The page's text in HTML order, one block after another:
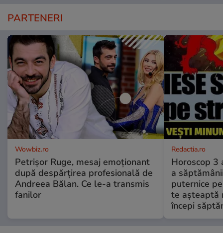
PARTENERI
Wowbiz.ro
Petrișor Ruge, mesaj emoționant
după despărțirea profesională de
Andreea Bălan. Ce le-a transmis
fanilor
Redactia.ro
Horoscop 3
a
puternice
te așteaptă
începi